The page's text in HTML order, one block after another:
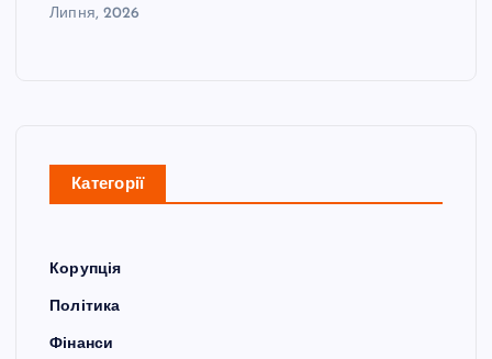
Липня, 2026
Категорії
Корупція
Політика
Фінанси